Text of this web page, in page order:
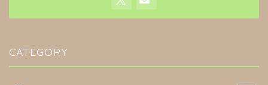
CATEGORY